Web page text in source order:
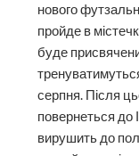
нового
пройде в
буде
серпня. Після
повернеться до
вирушить до